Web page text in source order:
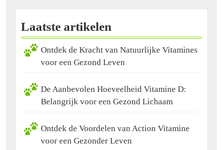
Laatste artikelen
Ontdek de Kracht van Natuurlijke Vitamines
voor een Gezond Leven
De Aanbevolen Hoeveelheid Vitamine D:
Belangrijk voor een Gezond Lichaam
Ontdek de Voordelen van Action Vitamine
voor een Gezonder Leven